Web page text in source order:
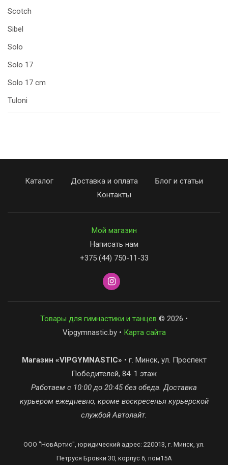
Scotch
Sibel
Solo
Solo 17
Solo 17 cm
Tuloni
Каталог Доставка и оплата
Блог и статьи
Контакты
Мой магазин
Написать нам
+375 (44) 750-11-33
Товары для гимнастики и танцев © 2026 •
Vipgymnastic.by • Карта сайта
Магазин «VIPGYMNASTIC» • г. Минск, ул. Проспект
Победителей, 84. 1 этаж
Работаем с 10:00 до 20:45 без обеда. Доставка
курьером ежедневно, кроме воскресенья курьерской
службой Автолайт.
ООО "НовАртис", юридический адрес: 220013, г. Минск, ул.
Петруся Бровки 30, корпус 6, пом15А